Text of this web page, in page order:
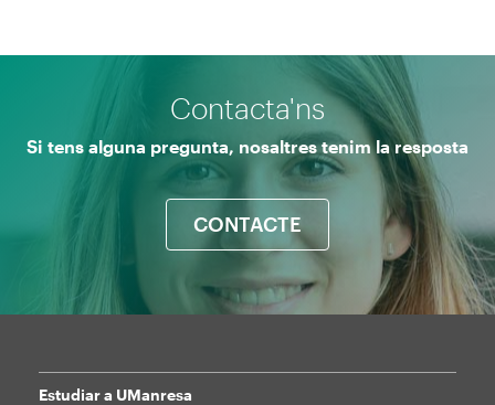
Contacta'ns
Si tens alguna pregunta, nosaltres tenim la resposta
CONTACTE
Estudiar a UManresa